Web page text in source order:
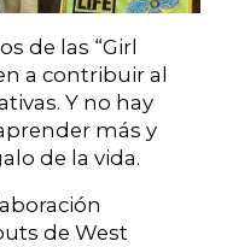
de las “Girl
a contribuir al
Y no hay
más y
de la vida.
de West